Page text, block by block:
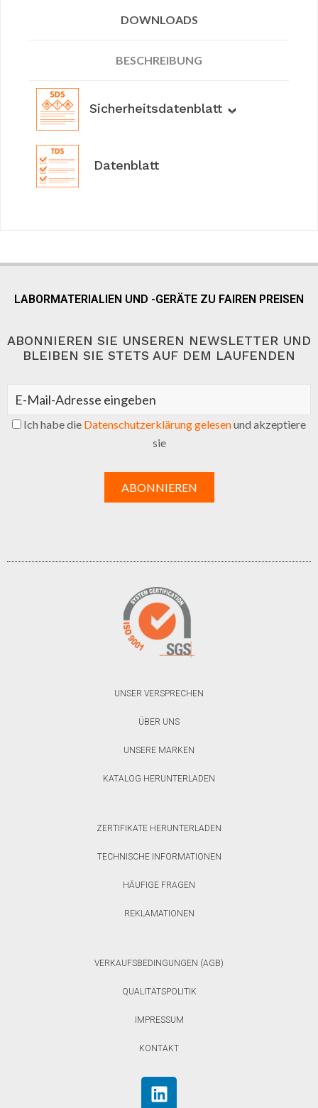
DOWNLOADS
BESCHREIBUNG
Sicherheitsdatenblatt
Datenblatt
LABORMATERIALIEN UND -GERÄTE ZU FAIREN PREISEN
ABONNIEREN SIE UNSEREN NEWSLETTER UND
BLEIBEN SIE STETS AUF DEM LAUFENDEN
Ich habe die Datenschutzerklärung gelesenund akzeptiere
sie
UNSER VERSPRECHEN
ÜBER UNS
UNSERE MARKEN
KATALOG HERUNTERLADEN
ZERTIFIKATE HERUNTERLADEN
TECHNISCHE INFORMATIONEN
HÄUFIGE FRAGEN
REKLAMATIONEN
VERKAUFSBEDINGUNGEN (AGB)
QUALITÄTSPOLITIK
IMPRESSUM
KONTAKT